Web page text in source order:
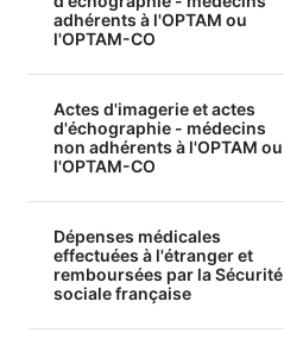
adhérents à l'OPTAM ou
l'OPTAM-CO
Actes d'imagerie et actes
d'échographie - médecins
non adhérents à l'OPTAM ou
l'OPTAM-CO
Dépenses médicales
effectuées à l'étranger et
remboursées par la Sécurité
sociale française